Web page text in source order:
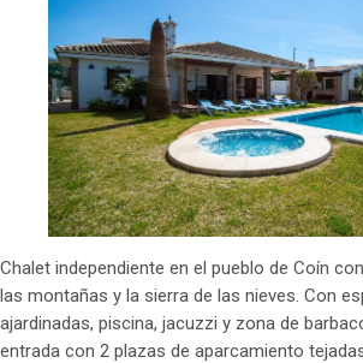
Chalet independiente en el pueblo de Coín
las montañas y la sierra de las nieves. Con
ajardinadas, piscina, jacuzzi y zona de
entrada con 2 plazas de aparcamiento